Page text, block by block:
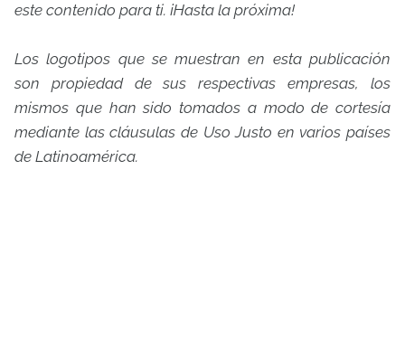
este contenido para ti. ¡Hasta la próxima!
Los logotipos que se muestran en esta publicación
son propiedad de sus respectivas empresas, los
mismos que han sido tomados a modo de cortesía
mediante las cláusulas de Uso Justo en varios países
de Latinoamérica.